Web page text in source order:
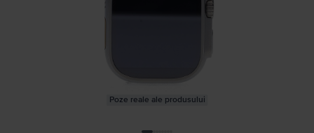
Poze reale ale produsului